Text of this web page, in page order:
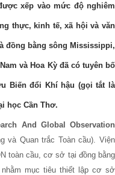
xếp vào mức độ nghiêm
thực, kinh tế, xã hội và văn
đồng bằng sông Mississippi,
và Hoa Kỳ đã có tuyên bố
Biến đổi Khí hậu (gọi tắt là
học Cần Thơ.
And Global Observation
và Quan trắc Toàn cầu). Viện
toàn cầu, cơ sở tại đồng bằng
mục tiêu thiết lập cơ sở